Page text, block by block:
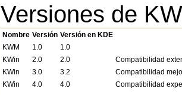
Versiones de
Nombre Versión Versión en KDE
KWM
1.0
1.0
KWin
2.0 2.0
Compatibilidad
KWin
3.0 3.2
Compatibilidad
KWin
4.0 4.0 Compatibilidad